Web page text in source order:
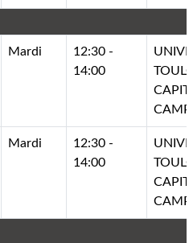
Mardi
12:30 -
14:00
Mardi
12:30 -
14:00